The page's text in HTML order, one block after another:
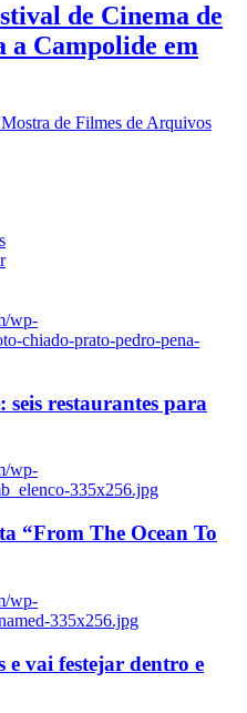
de Cinema de
a Campolide em
de Filmes de Arquivos
wp-
chiado-prato-pedro-pena-
restaurantes para
wp-
335x256.jpg
“From The Ocean To
wp-
335x256.jpg
e vai festejar dentro e